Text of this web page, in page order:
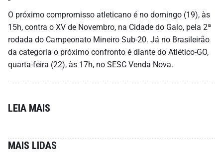
O próximo compromisso atleticano é no domingo (19), às
15h, contra o XV de Novembro, na Cidade do Galo, pela 2ª
rodada do Campeonato Mineiro Sub-20. Já no Brasileirão
da categoria o próximo confronto é diante do Atlético-GO,
quarta-feira (22), às 17h, no SESC Venda Nova.
LEIA MAIS
MAIS LIDAS